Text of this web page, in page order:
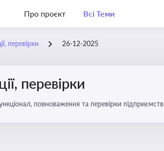
Про проєкт Всі Теми
перевірки 26-12-2025
перевірки
повноваження та перевірки підприємств